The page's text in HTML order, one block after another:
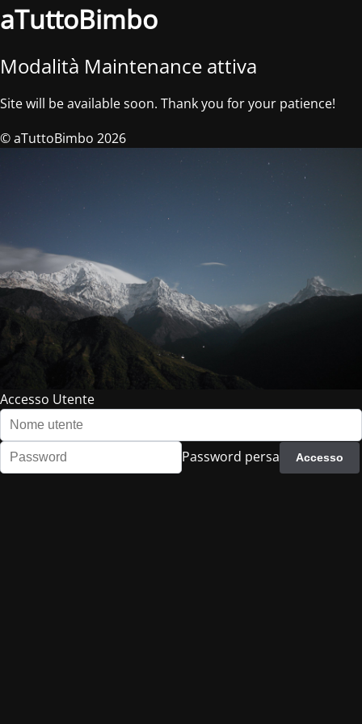
aTuttoBimbo
Modalità Maintenance attiva
Site will be available soon. Thank you for your patience!
© aTuttoBimbo 2026
Accesso Utente
Password persa